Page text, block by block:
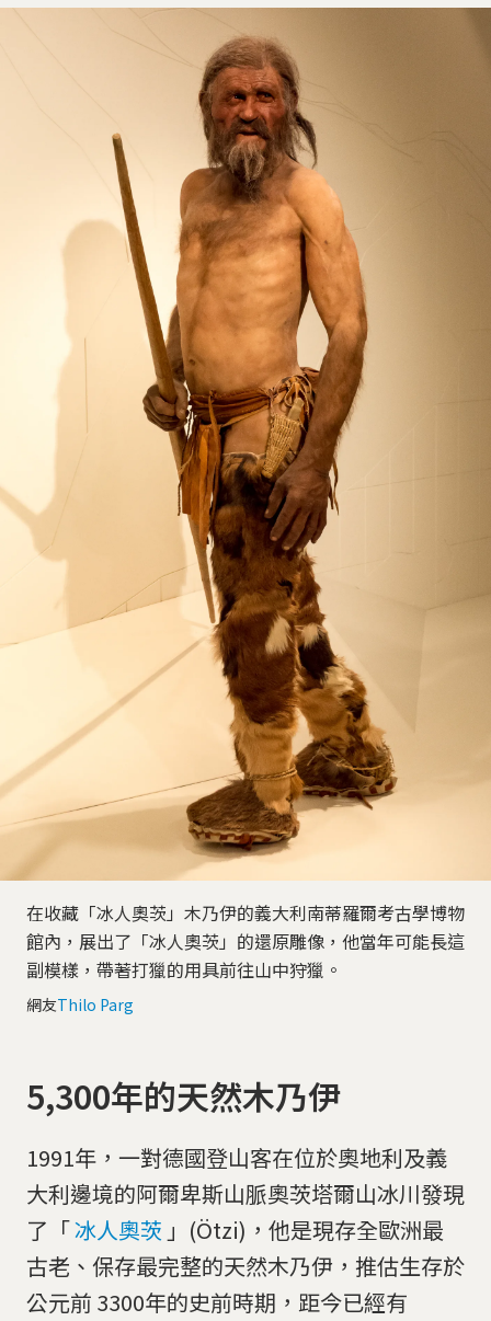
在收藏「冰人奧茨」木乃伊的義大利南蒂羅爾考古學博物
館內，展出了「冰人奧茨」的還原雕像，他當年可能長這
副模樣，帶著打獵的用具前往山中狩獵。
網友Thilo Parg
5,300年的天然木乃伊
1991年，一對德國登山客在位於奧地利及義
大利邊境的阿爾卑斯山脈奧茨塔爾山冰川發現
了「冰人奧茨 」(Ötzi)，他是現存全歐洲最
古老、保存最完整的天然木乃伊，推估生存於
公元前 3300年的史前時期，距今已經有